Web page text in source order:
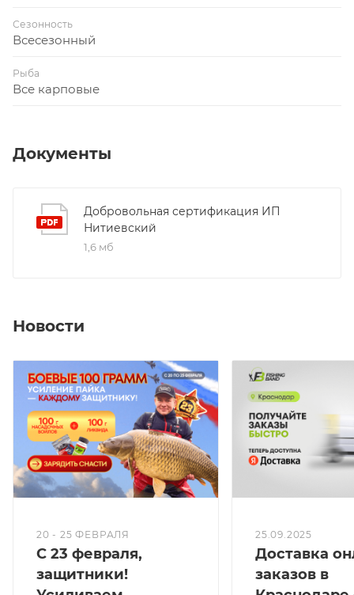
Сезонность
Всесезонный
Рыба
Все карповые
Документы
Добровольная сертификация ИП
Нитиевский
1,6 мб
Новости
20 - 25 ФЕВРАЛЯ
С 23 февраля,
защитники!
25.09.2025
Доставка
заказов в